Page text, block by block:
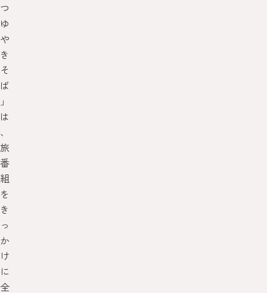
つ
ゆ
や
き
そ
ば
」
は
、
旅
番
組
を
き
っ
か
け
に
全